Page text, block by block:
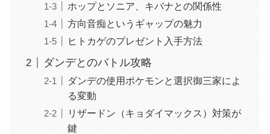
ホップとソニア、キバナとの関係性
方向音痴というギャップの魅力
ヒトカゲのプレゼント入手方法
ダンデとのバトル攻略
ダンデの使用ポケモンと選択御三家によ
る変動
リザードン（キョダイマックス）対策が
鍵